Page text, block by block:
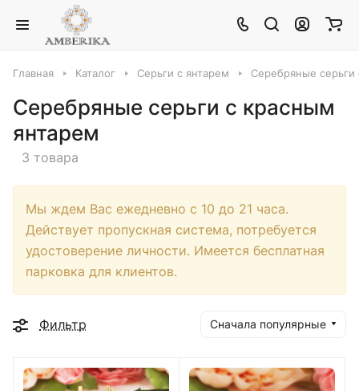
Главная Каталог Серьги с янтарем Серебряные
Серебряные серьги с красным
янтарем
3 товара
Мы ждем Вас ежедневно с 10 до 21 часа.
Действует пропускная система, потребуется
удостоверение личности. Имеется бесплатная
парковка для клиентов.
Фильтр Сначала популярные